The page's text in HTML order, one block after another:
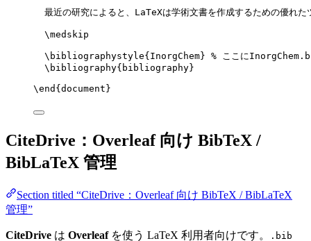
最近の研究によると、LaTeXは学術文書を作成するための優れ
\medskip
\bibliographystyle{InorgChem} % ここに
\bibliography{bibliography}
\end { document }
CiteDrive：Overleaf 向け BibTeX /
BibLaTeX 管理
Section titled “CiteDrive：Overleaf 向け BibTeX / BibLaTeX
管理”
CiteDrive は Overleafを使う LaTeX 利用者向けです。 .bib